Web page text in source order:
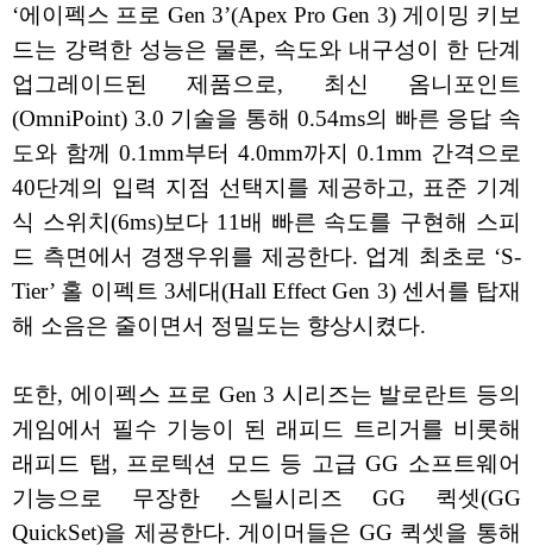
‘에이펙스 프로 Gen 3’(Apex Pro Gen 3) 게이밍 키보
드는 강력한 성능은 물론, 속도와 내구성이 한 단계
업그레이드된 제품으로, 최신 옴니포인트
(OmniPoint) 3.0 기술을 통해 0.54ms의 빠른 응답 속
도와 함께 0.1mm부터 4.0mm까지 0.1mm 간격으로
40단계의 입력 지점 선택지를 제공하고, 표준 기계
식 스위치(6ms)보다 11배 빠른 속도를 구현해 스피
드 측면에서 경쟁우위를 제공한다. 업계 최초로 ‘S-
Tier’ 홀 이펙트 3세대(Hall Effect Gen 3) 센서를 탑재
해 소음은 줄이면서 정밀도는 향상시켰다.
또한, 에이펙스 프로 Gen 3 시리즈는 발로란트 등의
게임에서 필수 기능이 된 래피드 트리거를 비롯해
래피드 탭, 프로텍션 모드 등 고급 GG 소프트웨어
기능으로 무장한 스틸시리즈 GG 퀵셋(GG
QuickSet)을 제공한다. 게이머들은 GG 퀵셋을 통해